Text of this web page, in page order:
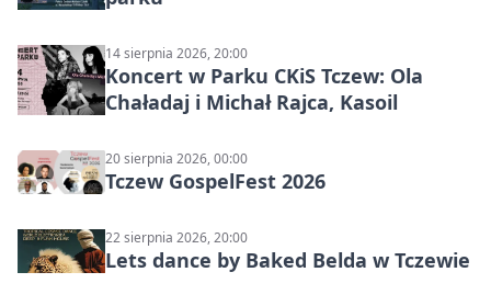
14 sierpnia 2026, 20:00
Koncert w Parku CKiS Tczew: Ola
Chaładaj i Michał Rajca, Kasoil
20 sierpnia 2026, 00:00
Tczew GospelFest 2026
22 sierpnia 2026, 20:00
Lets dance by Baked Belda w Tczewie